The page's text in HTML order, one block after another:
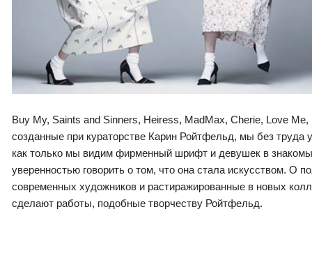
Buy My, Saints and Sinners, Heiress, MadMax, Cherie, Love
созданные при кураторстве Карин Ройтфельд, мы без труда
как только мы видим фирменный шрифт и девушек в
уверенностью говорить о том, что она стала искусством. О
современных художников и растиражированные в новых
сделают работы, подобные творчеству Ройтфельд.